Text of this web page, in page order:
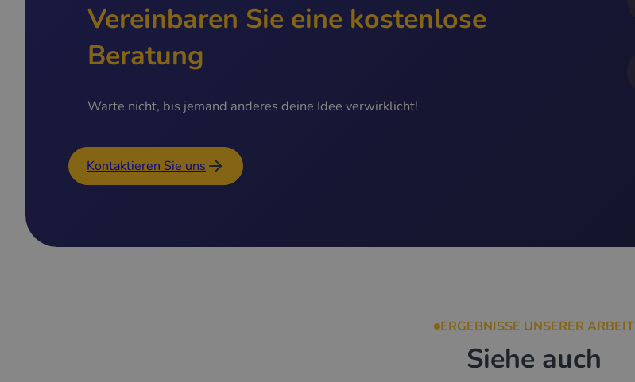
Vereinbaren Sie eine kostenlose
Beratung
Warte nicht, bis jemand anderes deine Idee verwirklicht!
Kontaktieren Sie uns
ERGEBNISSE UNSERER ARBEIT
Siehe auch